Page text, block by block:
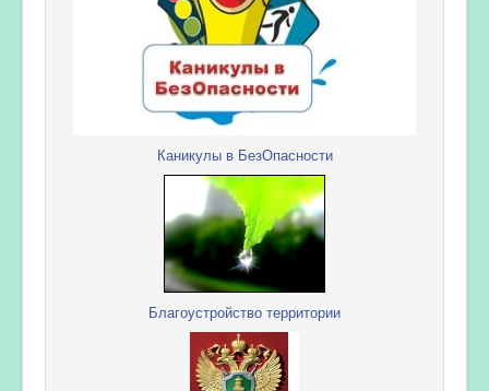
Каникулы в БезОпасности
Благоустройство территории